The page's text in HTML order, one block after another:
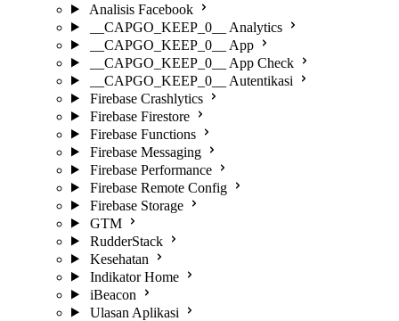
Analisis Facebook
__CAPGO_KEEP_0__ Analytics
__CAPGO_KEEP_0__ App
__CAPGO_KEEP_0__ App Check
__CAPGO_KEEP_0__ Autentikasi
Firebase Crashlytics
Firebase Firestore
Firebase Functions
Firebase Messaging
Firebase Performance
Firebase Remote Config
Firebase Storage
GTM
RudderStack
Kesehatan
Indikator Home
iBeacon
Ulasan Aplikasi